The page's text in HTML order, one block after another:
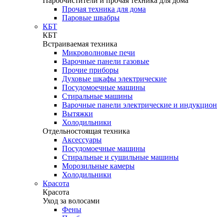
Прочая техника для дома
Паровые швабры
КБТ
КБТ
Встраиваемая техника
Микроволновые печи
Варочные панели газовые
Прочие приборы
Духовые шкафы электрические
Посудомоечные машины
Стиральные машины
Варочные панели электрические и
Вытяжки
Холодильники
Отдельностоящая техника
Аксессуары
Посудомоечные машины
Стиральные и сушильные машины
Морозильные камеры
Холодильники
Красота
Красота
Уход за волосами
Фены